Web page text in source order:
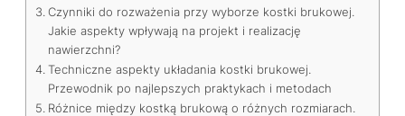
Czynniki do rozważenia przy wyborze kostki brukowej.
Jakie aspekty wpływają na projekt i realizację
nawierzchni?
Techniczne aspekty układania kostki brukowej.
Przewodnik po najlepszych praktykach i metodach
Różnice między kostką brukową o różnych rozmiarach.